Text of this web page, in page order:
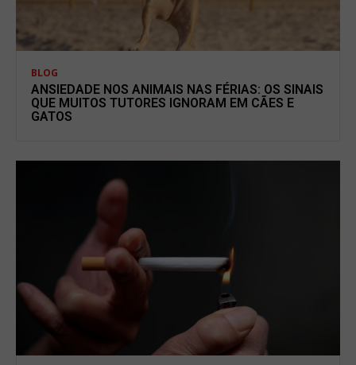
BLOG
ANSIEDADE NOS ANIMAIS NAS FÉRIAS: OS SINAIS
QUE MUITOS TUTORES IGNORAM EM CÃES E
GATOS